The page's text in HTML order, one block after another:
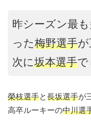
昨シーズン最
った梅野選手が
次に坂本選手で
榮枝選手と長坂選手が
高卒ルーキーの中川選